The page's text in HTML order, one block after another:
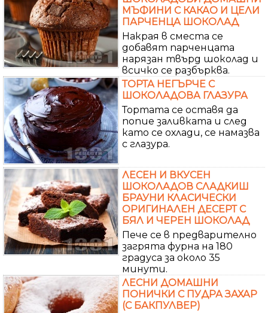
МЪФИНИ С КАКАО И ЦЕЛИ
ПАРЧЕНЦА ШОКОЛАД
Накрая в сместа се
добавят парченцата
нарязан твърд шоколад и
всичко се разбърква.
ТОРТА НЕГЪРЧЕ С
ШОКОЛАДОВА ГЛАЗУРА
Тортата се оставя да
попие заливката и след
като се охлади, се намазва
с глазура.
ЛЕСЕН И ВКУСЕН
ШОКОЛАДОВ СЛАДКИШ
БРАУНИ КЛАСИЧЕСКИ
ОРИГИНАЛЕН ДЕСЕРТ С
БЯЛ И ЧЕРЕН ШОКОЛАД
Пече се в предварително
загрята фурна на 180
градуса за около 35
минути.
ЛЕСНИ ДОМАШНИ
ПОНИЧКИ С ПУДРА ЗАХАР
(С БАКПУЛВЕР)